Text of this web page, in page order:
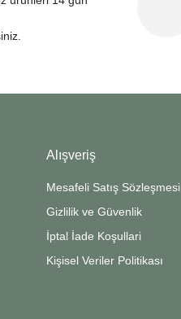
Alışveriş
Mesafeli Satış Sözleşmesi
Gizlilik ve Güvenlik
İptal İade Koşullari
Kişisel Veriler Politikası